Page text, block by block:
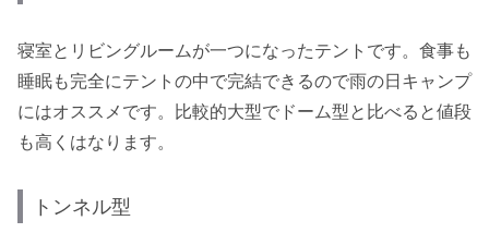
寝室とリビングルームが一つになったテントです。食事も
睡眠も完全にテントの中で完結できるので雨の日キャンプ
にはオススメです。比較的大型でドーム型と比べると値段
も高くはなります。
トンネル型